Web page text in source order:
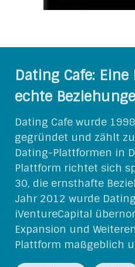
Dating Cafe:
echte
Dating Cafe wurde
gegründet und zählt
Dating-Plattformen in
Plattform richtet sich
30, die ernsthafte
Jahr 2012 wurde
iVentureCapital
Expansion und
Plattform maßgeblich